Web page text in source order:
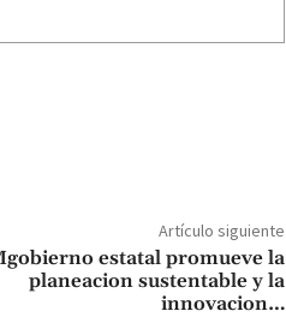
Artículo siguiente
estatal promueve la
planeacion sustentable y la
innovacion…